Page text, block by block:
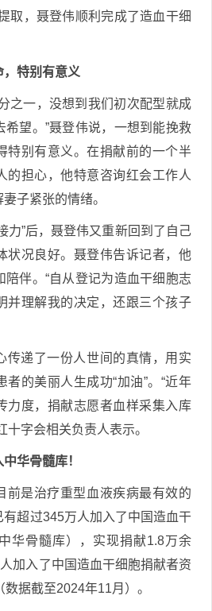
取，聂登伟顺利完成了造血干细
，特别有意义
之一，没想到我们初次配型就成
望。”聂登伟说，一想到能挽救
特别有意义。在捐献前的一个半
的担心，他特意咨询红会工作人
子紧张的情绪。
力”后，聂登伟又重新回到了自己
状况良好。聂登伟告诉记者，他
伴。“自从登记为造血干细胞志
并理解我的决定，还跟三个孩子
传递了一份人世间的真情，用实
者的美丽人生成功“加油”。“近年
力度，捐献志愿者血样采集入库
十字会相关负责人表示。
华骨髓库！
前是治疗重型血液疾病最有效的
有超过345万人加入了中国造血干
华骨髓库），实现捐献1.8万余
加入了中国造血干细胞捐献者资
据截至2024年11月）。